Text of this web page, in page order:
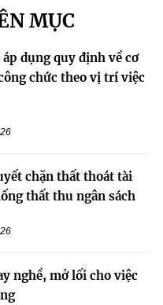
MỤC
dụng quy định về cơ
chức theo vị trí việc
chặn thất thoát tài
thất thu ngân sách
nghề, mở lối cho việc